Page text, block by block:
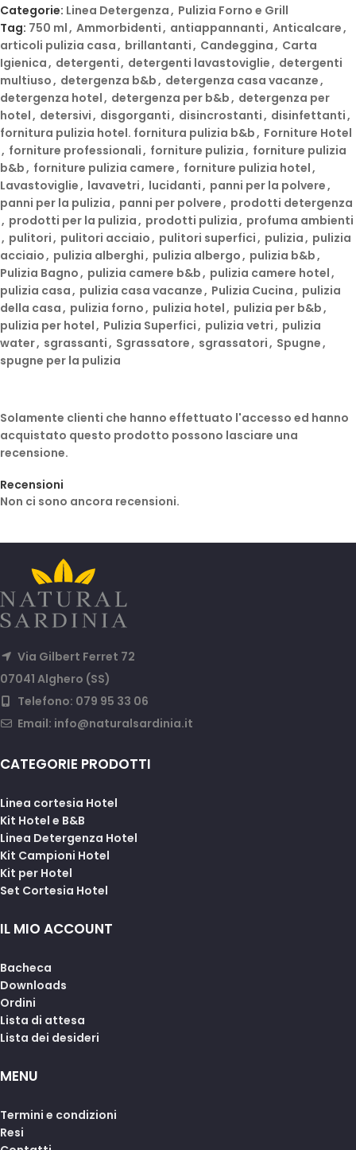
Categorie: Linea Detergenza, Pulizia Forno e Grill
Tag: 750 ml, Ammorbidenti, antiappannanti, Anticalcare,
articoli pulizia casa, brillantanti, Candeggina, Carta
Igienica, detergenti, detergenti lavastoviglie, detergenti
multiuso, detergenza b&b, detergenza casa vacanze,
detergenza hotel, detergenza per b&b, detergenza per
hotel, detersivi, disgorganti, disincrostanti, disinfettanti,
fornitura pulizia hotel. fornitura pulizia b&b, Forniture Hotel
, forniture professionali, forniture pulizia, forniture pulizia
b&b, forniture pulizia camere, forniture pulizia hotel,
Lavastoviglie, lavavetri, lucidanti, panni per la polvere,
panni per la pulizia, panni per polvere, prodotti detergenza
, prodotti per la pulizia, prodotti pulizia, profuma ambienti
, pulitori, pulitori acciaio, pulitori superfici, pulizia, pulizia
acciaio, pulizia alberghi, pulizia albergo, pulizia b&b,
Pulizia Bagno, pulizia camere b&b, pulizia camere hotel,
pulizia casa, pulizia casa vacanze, Pulizia Cucina, pulizia
della casa, pulizia forno, pulizia hotel, pulizia per b&b,
pulizia per hotel, Pulizia Superfici, pulizia vetri, pulizia
water, sgrassanti, Sgrassatore, sgrassatori, Spugne,
spugne per la pulizia
Recensioni
Non ci sono ancora recensioni.
Solamente clienti che hanno effettuato l'accesso ed hanno
acquistato questo prodotto possono lasciare una
recensione.
Via Gilbert Ferret 72
07041 Alghero (SS)
Telefono: 079 95 33 06
Email: info@naturalsardinia.it
CATEGORIE PRODOTTI
Linea cortesia Hotel
Kit Hotel e B&B
Linea Detergenza Hotel
Kit Campioni Hotel
Kit per Hotel
Set Cortesia Hotel
IL MIO ACCOUNT
Bacheca
Downloads
Ordini
Lista di attesa
Lista dei desideri
MENU
Termini e condizioni
Resi